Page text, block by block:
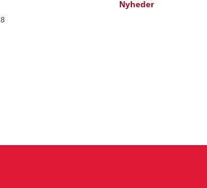
Nyheder